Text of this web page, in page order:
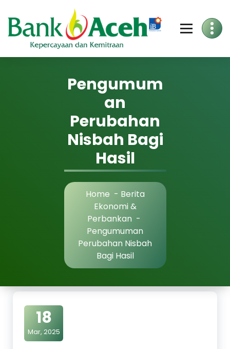
Pengumum
an
Perubahan
Nisbah Bagi
Hasil
Home - Berita
Ekonomi &
Perbankan -
Pengumuman
Perubahan Nisbah
Bagi Hasil
18
Mar, 2025